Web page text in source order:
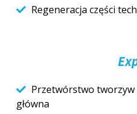
Regeneracja części
Przetwórstwo
główna